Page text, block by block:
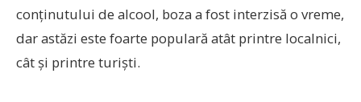
conținutului de alcool, boza a fost interzisă o vreme,
dar astăzi este foarte populară atât printre localnici,
cât și printre turiști.